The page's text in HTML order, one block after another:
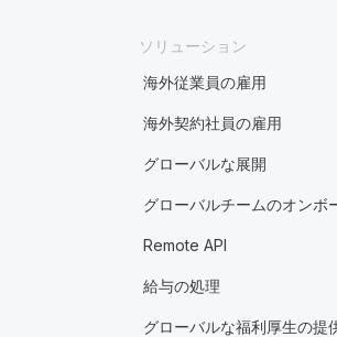
ソリューション
海外従業員の雇用
海外契約社員の雇用
グローバルな展開
グローバルチームのオンボ
Remote API
給与の処理
グローバルな福利厚生の提